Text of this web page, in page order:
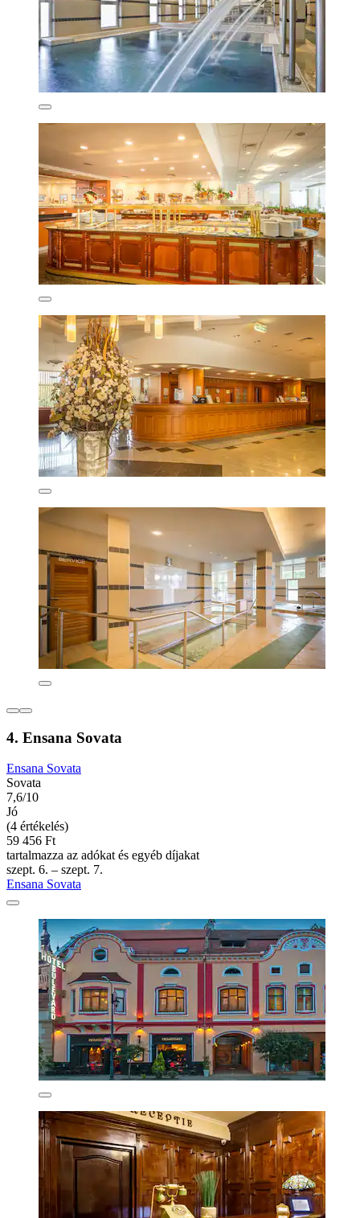
4. Ensana Sovata
Ensana Sovata
Sovata
7,6/10
Jó
(4 értékelés)
59 456 Ft
tartalmazza az adókat és egyéb díjakat
szept. 6. – szept. 7.
Ensana Sovata